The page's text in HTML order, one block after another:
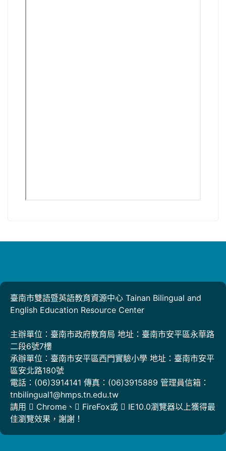
臺南市雙語暨英語教育資源中心 Tainan Bilingual and
English Education Resource Center
主辦單位：臺南市政府教育局 地址：臺南市安平區永華路
二段6號7樓
承辦單位：臺南市安平區西門實驗小學 地址：臺南市安平
區安北路180號
電話：(06)3914141 傳真：(06)3915889 管理員信箱：
tnbilingual1@hmps.tn.edu.tw
請用
Chrome 、 FireFox或
IE10.0瀏覽器以上獲得最
佳瀏覽效果，謝謝！